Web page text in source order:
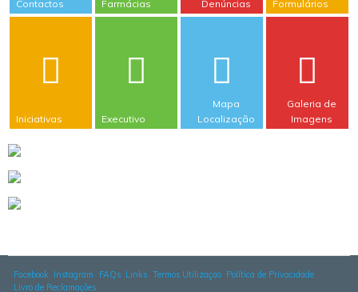
Contactos Farmácias
Denúncias
Formulários
Iniciativas Executivo
Mapa
Localização
Galeria de
Imagens
Facebook Instagram FAQs Links Termos Utilizaçao Política de Privacidade
Livro de Reclamações